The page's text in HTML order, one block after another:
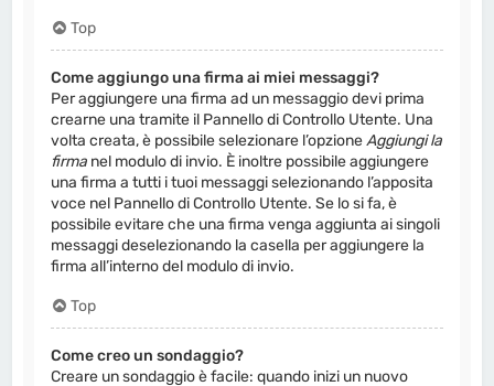
Top
Come aggiungo una firma ai miei messaggi?
Per aggiungere una firma ad un messaggio devi prima
crearne una tramite il Pannello di Controllo Utente. Una
volta creata, è possibile selezionare l’opzioneAggiungi la
firma nel modulo di invio. È inoltre possibile aggiungere
una firma a tutti i tuoi messaggi selezionando l’apposita
voce nel Pannello di Controllo Utente. Se lo si fa, è
possibile evitare che una firma venga aggiunta ai singoli
messaggi deselezionando la casella per aggiungere la
firma all’interno del modulo di invio.
Top
Come creo un sondaggio?
Creare un sondaggio è facile: quando inizi un nuovo